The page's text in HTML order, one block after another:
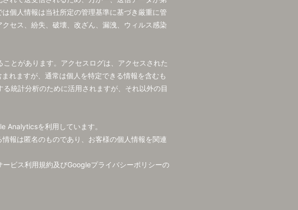
個人情報は当社所定の管理基準に基づき厳重に管
セス、紛失、破壊、改ざん、漏洩、ウィルス感染
とがあります。アクセスログは、アクセスされた
れますが、通常は個人を特定できる情報を含むも
統計分析のために活用されますが、それ以外の目
Analyticsを利用しています。
報は匿名のものであり、お客様の個人情報を関連
ビス利用規約及びGoogleプライバシーポリシーの